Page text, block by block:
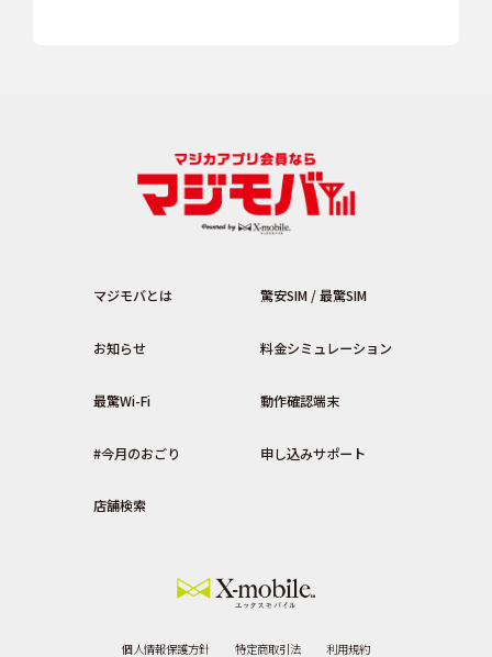
マジモバとは 驚安SIM / 最驚SIM
お知らせ 料金シミュレーション
最驚Wi-Fi 動作確認端末
#今月のおごり 申し込みサポート
店舗検索
個人情報保護方針 特定商取引法 利用規約